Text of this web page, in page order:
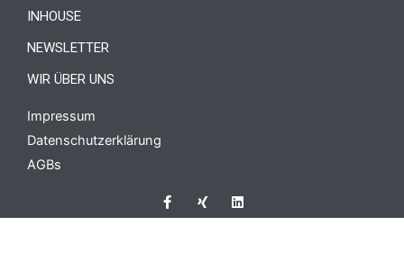
INHOUSE
NEWSLETTER
WIR ÜBER UNS
Impressum
Datenschutzerklärung
AGBs